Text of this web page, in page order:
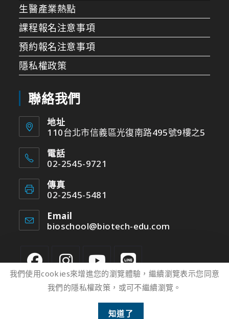
生醫產業熱點
課程報名注意事項
預約報名注意事項
隱私權政策
聯絡我們
地址
110台北市信義區光復南路495號9樓之5
電話
02-2545-9721
傳真
02-2545-5481
Email
bioschool@biotech-edu.com
我們使用cookies來增進您的瀏覽體驗，繼續瀏覽表示您同意
我們的隱私權政策，或可不繼續瀏覽。
知道了